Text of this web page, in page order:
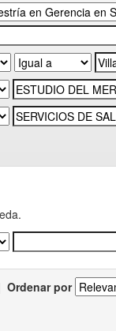
Ordenar por